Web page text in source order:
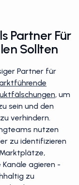
Partner Für
Sollten
Partner für
, um
sein und den
verhindern.
nutzen
zu identifizieren
agieren -
zu